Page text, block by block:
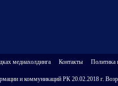
медиахолдинга Контакты Политика
и коммуникаций РК 20.02.2018 г.